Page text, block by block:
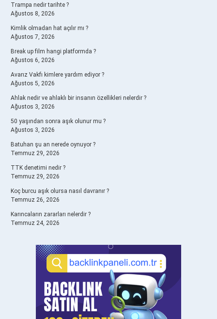
Trampa nedir tarihte ?
Ağustos 8, 2026
Kimlik olmadan hat açılır mı ?
Ağustos 7, 2026
Break up film hangi platformda ?
Ağustos 6, 2026
Avarız Vakfı kimlere yardım ediyor ?
Ağustos 5, 2026
Ahlak nedir ve ahlaklı bir insanın özellikleri nelerdir ?
Ağustos 3, 2026
50 yaşından sonra aşık olunur mu ?
Ağustos 3, 2026
Batuhan şu an nerede oynuyor ?
Temmuz 29, 2026
TTK denetimi nedir ?
Temmuz 29, 2026
Koç burcu aşık olursa nasıl davranır ?
Temmuz 26, 2026
Karıncaların zararları nelerdir ?
Temmuz 24, 2026